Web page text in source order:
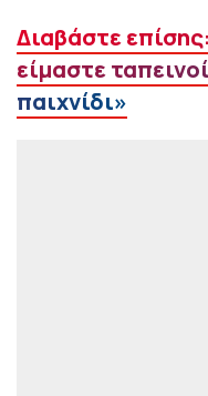
Διαβάστε
είμαστε
παιχνίδι»